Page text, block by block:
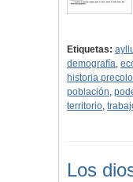
Etiquetas:
demografía,
historia
población,
territorio,
Los